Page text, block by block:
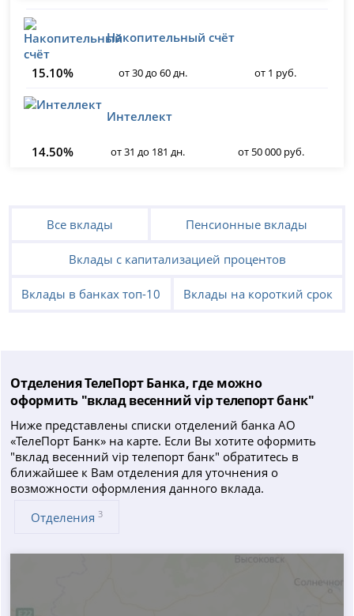
Накопительный счёт
15.10% от 30 до 60 дн. от 1 руб.
Интеллект
14.50% от 31 до 181 дн. от 50 000 руб.
Все вклады Пенсионные вклады
Вклады с капитализацией процентов
Вклады в банках топ-10 Вклады на короткий срок
Отделения ТелеПорт Банка, где можно
оформить "вклад весенний vip телепорт банк"
Ниже представлены списки отделений банка АО
«ТелеПорт Банк» на карте. Если Вы хотите оформить
"вклад весенний vip телепорт банк" обратитесь в
ближайшее к Вам отделения для уточнения о
возможности оформления данного вклада.
Отделения3